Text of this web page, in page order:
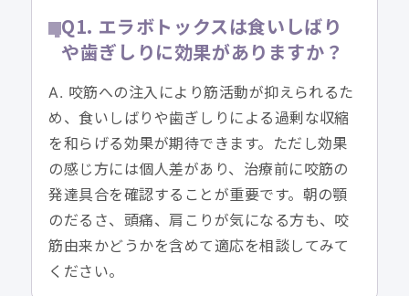
Q1. エラボトックスは食いしばり
や歯ぎしりに効果がありますか？
A. 咬筋への注入により筋活動が抑えられるた
め、食いしばりや歯ぎしりによる過剰な収縮
を和らげる効果が期待できます。ただし効果
の感じ方には個人差があり、治療前に咬筋の
発達具合を確認することが重要です。朝の顎
のだるさ、頭痛、肩こりが気になる方も、咬
筋由来かどうかを含めて適応を相談してみて
ください。